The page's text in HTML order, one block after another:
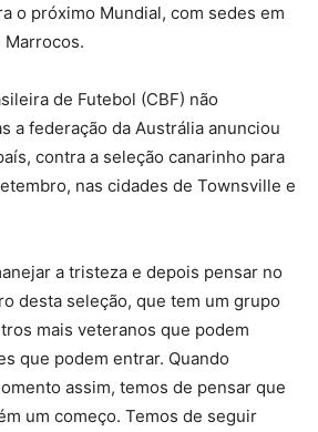
o próximo Mundial, com sedes em
Marrocos.
de Futebol (CBF) não
a federação da Austrália anunciou
contra a seleção canarinho para
nas cidades de Townsville e
a tristeza e depois pensar no
desta seleção, que tem um grupo
mais veteranos que podem
que podem entrar. Quando
assim, temos de pensar que
um começo. Temos de seguir